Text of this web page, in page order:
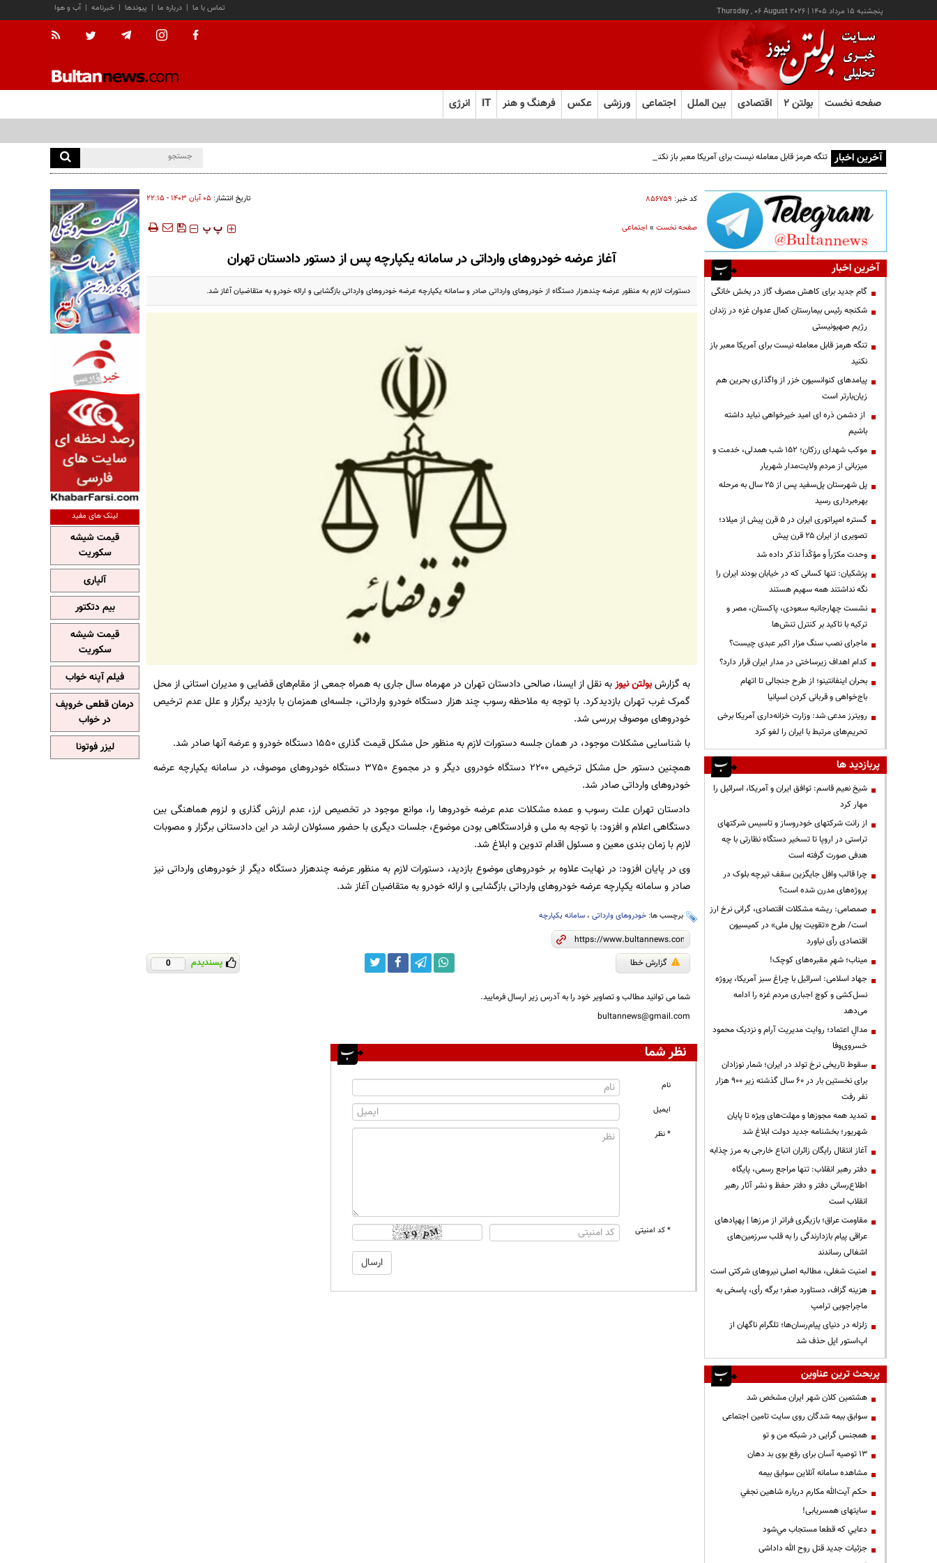
پنجشنبه ۱۵ مرداد ۱۴۰۵ |
Thursday , 06 August 2026 آب و هوا | خبرنامه | پیوندها | درباره ما | تماس با ما
صفحه نخست بولتن ۲ اقتصادی بین الملل اجتماعی ورزشی عکس فرهنگ و هنر IT انرژی
آخرین اخبار تنگه هرمز قابل معامله نیست برای آمریکا معبر باز نکنید
کد خبر: ۸۵۶۷۵۹ تاریخ انتشار: ۰۵ آبان ۱۴۰۳ - ۲۲:۱۵
صفحه نخست» اجتماعی ‍‍‍ پ پ
آغاز عرضه خودروهای وارداتی در سامانه یکپارچه پس از دستور دادستان تهران
دستورات لازم به منظور عرضه چندهزار دستگاه از خودروهای وارداتی صادر و سامانه یکپارچه عرضه خودروهای وارداتی بازگشایی و ارائه خودرو به متقاضیان آغاز شد.
به گزارشبولتن نیوزبه نقل از ایسنا، صالحی دادستان تهران در مهرماه سال جاری به همراه جمعی از مقام‌های قضایی و مدیران استانی از محل
گمرک غرب تهران بازدیدکرد. با توجه به ملاحظه رسوب چند هزار دستگاه خودرو وارداتی، جلسه‌ای همزمان با بازدید برگزار و علل عدم ترخیص
خودروهای موصوف بررسی شد.
با شناسایی مشکلات موجود، در همان جلسه دستورات لازم به منظور حل مشکل قیمت گذاری ۱۵۵۰ دستگاه خودرو و عرضه آنها صادر شد.
همچنین دستور حل مشکل ترخیص ۲۲۰۰ دستگاه خودروی دیگر و در مجموع ۳۷۵۰ دستگاه خودروهای موصوف، در سامانه یکپارچه عرضه
خودروهای وارداتی صادر شد.
دادستان تهران علت رسوب و عمده مشکلات عدم عرضه خودروها را، موانع موجود در تخصیص ارز، عدم ارزش گذاری و لزوم هماهنگی بین
دستگاهی اعلام و افزود: با توجه به ملی و فرادستگاهی بودن موضوع، جلسات دیگری با حضور مسئولان ارشد در این دادستانی برگزار و مصوبات
لازم با زمان بندی معین و مسئول اقدام تدوین و ابلاغ شد.
وی در پایان افزود: در نهایت علاوه بر خودروهای موضوع بازدید، دستورات لازم به منظور عرضه چندهزار دستگاه دیگر از خودروهای وارداتی نیز
صادر و سامانه یکپارچه عرضه خودروهای وارداتی بازگشایی و ارائه خودرو به متقاضیان آغاز شد.
برچسب ها: خودروهای وارداتی، سامانه یکپارچه
گزارش خطا پسندیدم 0
شما می توانید مطالب و تصاویر خود را به آدرس زیر ارسال فرمایید.
bultannews@gmail.com
نظر شما
نام
ایمیل
* نظر
* کد امنیتی
آخرین اخبار
گام جدید برای کاهش مصرف گاز در بخش خانگی
شکنجه رئیس بیمارستان کمال عدوان غزه در زندان
رژیم صهیونیستی
تنگه هرمز قابل معامله نیست برای آمریکا معبر باز
نکنید
پیامدهای کنوانسیون خزر از واگذاری بحرین هم
زیان‌بارتر است
از دشمن ذره ای امید خیرخواهی نباید داشته
باشیم
موکب شهدای رزکان؛ ۱۵۲ شب همدلی، خدمت و
میزبانی از مردم ولایت‌مدار شهریار
پل شهرستان پل‌سفید پس از ۲۵ سال به مرحله
بهره‌برداری رسید
گستره امپراتوری ایران در ۵ قرن پیش از میلاد؛
تصویری از ایران ۲۵ قرن پیش
وحدت مکرّراً و مؤکّداً تذکر داده شد
پزشکیان: تنها کسانی که در خیابان بودند ایران را
نگه نداشتند همه سهیم هستند
نشست چهارجانبه سعودی، پاکستان، مصر و
ترکیه با تاکید بر کنترل تنش‌ها
ماجرای نصب سنگ مزار اکبر عبدی چیست؟
کدام اهداف زیرساختی در مدار ایران قرار دارد؟
بحران اینفانتینو؛ از طرح جنجالی تا اتهام
باج‌خواهی و قربانی کردن اسپانیا
رویترز مدعی شد: وزارت خزانه‌داری آمریکا برخی
تحریم‌های مرتبط با ایران را لغو کرد
پربازدید ها
شیخ نعیم قاسم: توافق ایران و آمریکا، اسرائیل را
مهار کرد
از رانت‌ شرکتهای خودروساز و تاسیس شرکتهای
تراستی در اروپا تا تسخیر دستگاه نظارتی با چه
هدفی صورت گرفته است
چرا قالب وافل جایگزین سقف تیرچه بلوک در
پروژه‌های مدرن شده است؟
صمصامی: ریشه مشکلات اقتصادی، گرانی نرخ ارز
است/ طرح «تقویت پول ملی» در کمیسیون
اقتصادی رأی نیاورد
میناب؛ شهرِ مقبره‌های کوچک!
جهاد اسلامی: اسرائیل با چراغ سبز آمریکا، پروژه
نسل‌کشی و کوچ اجباری مردم غزه را ادامه
می‌دهد
مدالِ اعتماد؛ روایت مدیریت آرام و نزدیک محمود
خسروی‌وفا
سقوط تاریخی نرخ تولد در ایران؛ شمار نوزادان
برای نخستین بار در ۶۰ سال گذشته زیر ۹۰۰ هزار
نفر رفت
تمدید همه مجوزها و مهلت‌های ویژه تا پایان
شهریور؛ بخشنامه جدید دولت ابلاغ شد
آغاز انتقال رایگان زائران اتباع خارجی به مرز چذابه
دفتر رهبر انقلاب: تنها مراجع رسمی، پایگاه
اطلاع‌رسانی دفتر و دفتر حفظ و نشر آثار رهبر
انقلاب است
مقاومت عراق؛ بازیگری فراتر از مرزها | پهپادهای
عراقی پیام بازدارندگی را به قلب سرزمین‌های
اشغالی رساندند
‌امنیت شغلی، مطالبه اصلی نیروهای شرکتی است
هزینه گزاف، دستاورد صفر؛ برگه رأی، پاسخی به
ماجراجویی ترامپ
زلزله در دنیای پیام‌رسان‌ها؛ تلگرام ناگهان از
اپ‌استور اپل حذف شد
پربحث ترین عناوین
هشتمین کلان شهر ایران مشخص شد
سوابق بیمه شدگان روی سایت تامین اجتماعی
همجنس گرایی در شبکه من و تو
13 توصیه آسان برای رفع بوی بد دهان
مشاهده سامانه آنلاين سوابق بیمه
حكم آيت‌الله مكارم درباره شاهين نجفي
سایتهای همسریابی!
دعايي كه قطعا مستجاب مي‌شود
جزئیات جدید قتل روح الله داداشی
لینک های مفید
قیمت شیشه
سکوریت
آلپاری
بیم دتکتور
قیمت شیشه
سکوریت
فیلم آپنه خواب
درمان قطعی خروپف
در خواب
لیزر فوتونا